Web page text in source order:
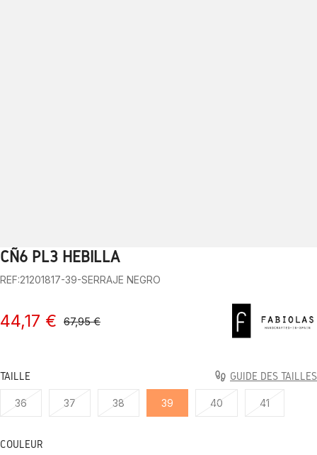
1 2 3 4
CÑ6 PL3 HEBILLA
REF:21201817-39-SERRAJE NEGRO
44,17 € 67,95 €
TAILLE GUIDE DES TAILLES
36 37 38 39 40 41
COULEUR